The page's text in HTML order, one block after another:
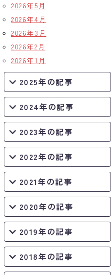
2026年5月
2026年4月
2026年3月
2026年2月
2026年1月
2025年の記事
2024年の記事
2023年の記事
2022年の記事
2021年の記事
2020年の記事
2019年の記事
2018年の記事